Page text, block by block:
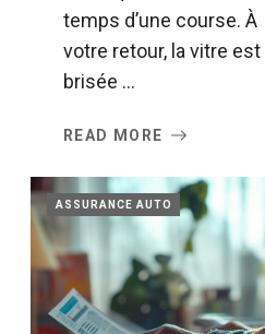
temps d’une course. À
votre retour, la vitre est
brisée ...
READ MORE
ASSURANCE AUTO